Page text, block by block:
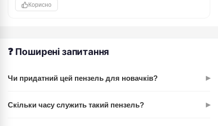
Корисно
❓ Поширені запитання
Чи придатний цей пензель для новачків? ▸
починає. Волос поні прощає помилки, довго служить, а ціна
Скільки часу служить такий пензель? ▸